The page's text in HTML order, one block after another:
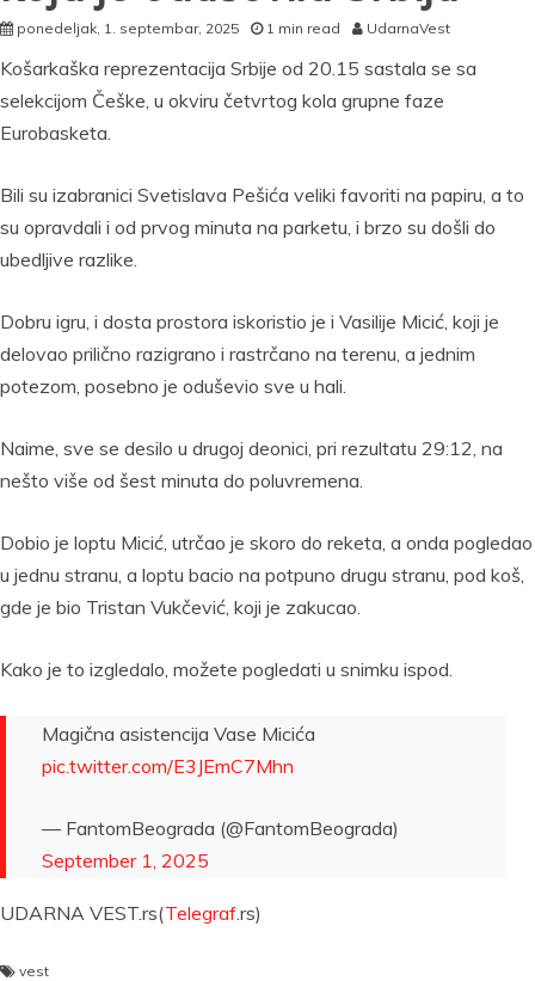
ponedeljak, 1. septembar, 2025 1 min read UdarnaVest
Košarkaška reprezentacija Srbije od 20.15 sastala se sa
selekcijom Češke, u okviru četvrtog kola grupne faze
Eurobasketa.
Bili su izabranici Svetislava Pešića veliki favoriti na papiru, a to
su opravdali i od prvog minuta na parketu, i brzo su došli do
ubedljive razlike.
Dobru igru, i dosta prostora iskoristio je i Vasilije Micić, koji je
delovao prilično razigrano i rastrčano na terenu, a jednim
potezom, posebno je oduševio sve u hali.
Naime, sve se desilo u drugoj deonici, pri rezultatu 29:12, na
nešto više od šest minuta do poluvremena.
Dobio je loptu Micić, utrčao je skoro do reketa, a onda pogledao
u jednu stranu, a loptu bacio na potpuno drugu stranu, pod koš,
gde je bio Tristan Vukčević, koji je zakucao.
Kako je to izgledalo, možete pogledati u snimku ispod.
Magična asistencija Vase Micića
pic.twitter.com/E3JEmC7Mhn
— FantomBeograda (@FantomBeograda)
September 1, 2025
UDARNA VEST.rs(Telegraf.rs)
vest